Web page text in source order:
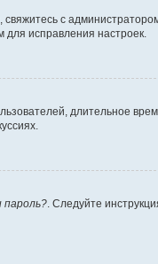
с
исправления настроек.
длительное
пароль? . Следуйте